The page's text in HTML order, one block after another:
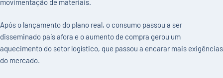
Após o lançamento do plano real, o consumo passou a ser
disseminado país afora e o aumento de compra gerou um
aquecimento do setor logístico, que passou a encarar mais exigências
do mercado.